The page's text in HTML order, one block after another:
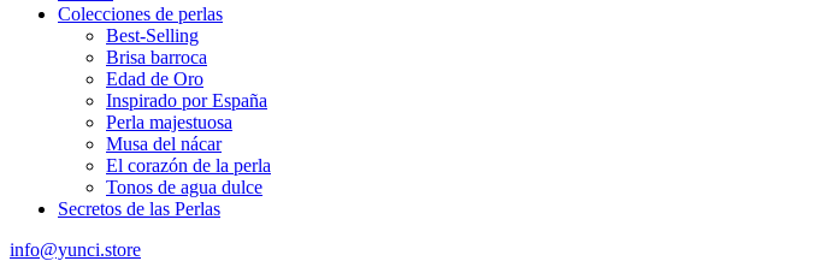
Colecciones de perlas
Best-Selling
Brisa barroca
Edad de Oro
Inspirado por España
Perla majestuosa
Musa del nácar
El corazón de la perla
Tonos de agua dulce
Secretos de las Perlas
info@yunci.store